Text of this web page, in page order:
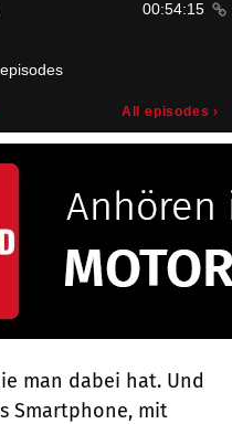
man dabei hat. Und
Smartphone, mit